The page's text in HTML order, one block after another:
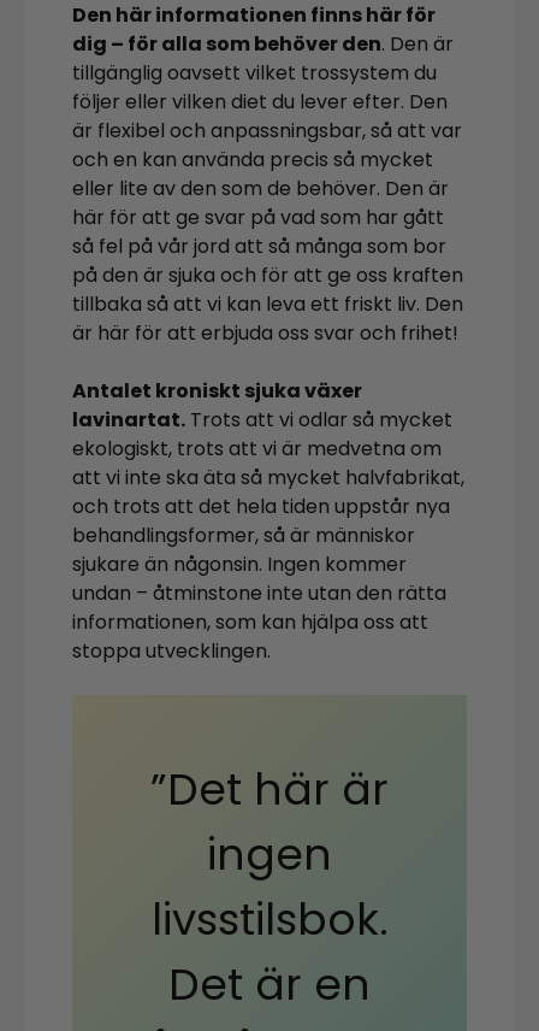
Den här informationen finns här för
dig – för alla som behöver den. Den är
tillgänglig oavsett vilket trossystem du
följer eller vilken diet du lever efter. Den
är flexibel och anpassningsbar, så att var
och en kan använda precis så mycket
eller lite av den som de behöver. Den är
här för att ge svar på vad som har gått
så fel på vår jord att så många som bor
på den är sjuka och för att ge oss kraften
tillbaka så att vi kan leva ett friskt liv. Den
är här för att erbjuda oss svar och frihet!
Antalet kroniskt sjuka växer
lavinartat. Trots att vi odlar så mycket
ekologiskt, trots att vi är medvetna om
att vi inte ska äta så mycket halvfabrikat,
och trots att det hela tiden uppstår nya
behandlingsformer, så är människor
sjukare än någonsin. Ingen kommer
undan – åtminstone inte utan den rätta
informationen, som kan hjälpa oss att
stoppa utvecklingen.
”Det här är
ingen
livsstilsbok.
Det är en